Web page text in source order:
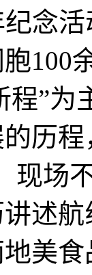
念
100
程”为
历
现场
述
美